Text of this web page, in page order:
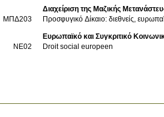
Διαχείριση της Μαζικής
ΜΠΔ203
Προσφυγικό Δίκαιο: διεθνείς,
Ευρωπαϊκό και Συγκριτικό
ΝΕ02
Droit social europeen